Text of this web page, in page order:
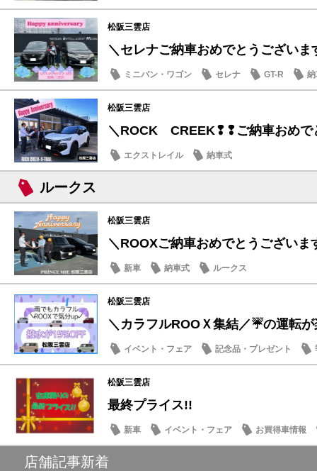
松阪三雲店
＼セレナご納車おめでとうございま
ミニバン・ワゴン セレナ GT-R
松阪三雲店
＼ROCK CREEK❢❢ご納車おめで
エクストレイル 納車式
ルークス
松阪三雲店
＼ROOXご納車おめでとうございま
新車 納車式 ルークス
松阪三雲店
＼カラフルROOＸ集結／☔の運転
イベント・フェア 記念品・プレゼント
松阪三雲店
最終プライス!!
新車 イベント・フェア お買得車情報
店舗記事新着